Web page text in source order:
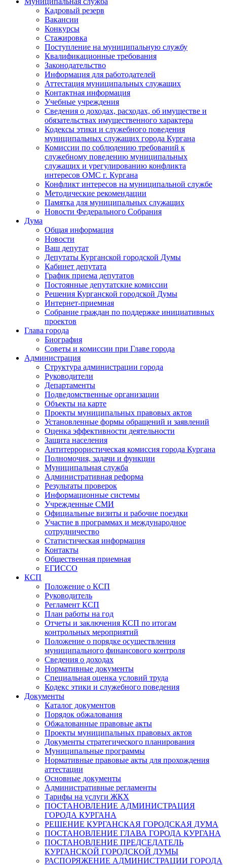
Кадровый резерв
Вакансии
Конкурсы
Стажировка
Поступление на муниципальную службу
Квалификационные требования
Законодательство
Информация для работодателей
Аттестация муниципальных служащих
Контактная информация
Учебные учреждения
Сведения о доходах, расходах, об имуществе и
обязательствах имущественного характера
Кодексы этики и служебного поведения
муниципальных служащих города Кургана
Комиссии по соблюдению требований к
служебному поведению муниципальных
служащих и урегулированию конфликта
интересов ОМС г. Кургана
Конфликт интересов на муниципальной службе
Методические рекомендации
Памятка для муниципальных служащих
Новости Федерального Cобрания
Дума
Общая информация
Новости
Ваш депутат
Депутаты Курганской городской Думы
Кабинет депутата
График приема депутатов
Постоянные депутатские комиссии
Решения Курганской городской Думы
Интернет-приемная
Собрание граждан по поддержке инициативных
проектов
Глава города
Биография
Советы и комиссии при Главе города
Администрация
Структура администрации города
Руководители
Департаменты
Подведомственные организации
Объекты на карте
Проекты муниципальных правовых актов
Установленные формы обращений и заявлений
Оценка эффективности деятельности
Защита населения
Антитеррористическая комиссия города Кургана
Полномочия, задачи и функции
Муниципальная служба
Административная реформа
Результаты проверок
Информационные системы
Учрежденные СМИ
Официальные визиты и рабочие поездки
Участие в программах и международное
сотрудничество
Статистическая информация
Контакты
Общественная приемная
ЕГИССО
КСП
Положение о КСП
Руководитель
Регламент КСП
План работы на год
Отчеты и заключения КСП по итогам
контрольных мероприятий
Положение о порядке осуществления
муниципального финансового контроля
Сведения о доходах
Нормативные документы
Специальная оценка условий труда
Кодекс этики и служебного поведения
Документы
Каталог документов
Порядок обжалования
Обжалованные правовые акты
Проекты муниципальных правовых актов
Документы стратегического планирования
Муниципальные программы
Нормативные правовые акты для прохождения
аттестации
Основные документы
Административные регламенты
Тарифы на услуги ЖКХ
ПОСТАНОВЛЕНИЕ АДМИНИСТРАЦИЯ
ГОРОДА КУРГАНА
РЕШЕНИЕ КУРГАНСКАЯ ГОРОДСКАЯ ДУМА
ПОСТАНОВЛЕНИЕ ГЛАВА ГОРОДА КУРГАНА
ПОСТАНОВЛЕНИЕ ПРЕДСЕДАТЕЛЬ
КУРГАНСКОЙ ГОРОДСКОЙ ДУМЫ
РАСПОРЯЖЕНИЕ АДМИНИСТРАЦИИ ГОРОДА